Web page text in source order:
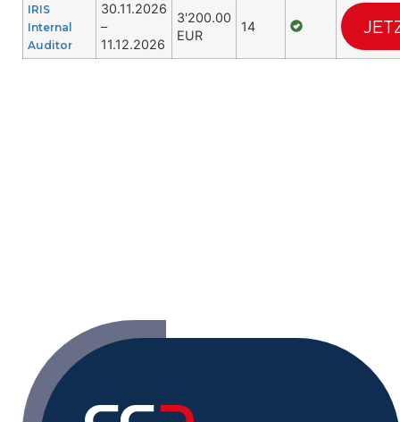
IRIS
Internal
Auditor
30.11.2026
–
11.12.2026
3'200.00
EUR
14